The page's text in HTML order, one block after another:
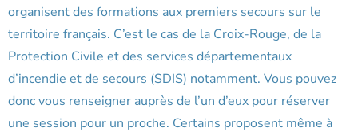
organisent des formations aux premiers secours sur le
territoire français. C’est le cas de la Croix-Rouge, de la
Protection Civile et des services départementaux
d’incendie et de secours (SDIS) notamment. Vous pouvez
donc vous renseigner auprès de l’un d’eux pour réserver
une session pour un proche. Certains proposent même à